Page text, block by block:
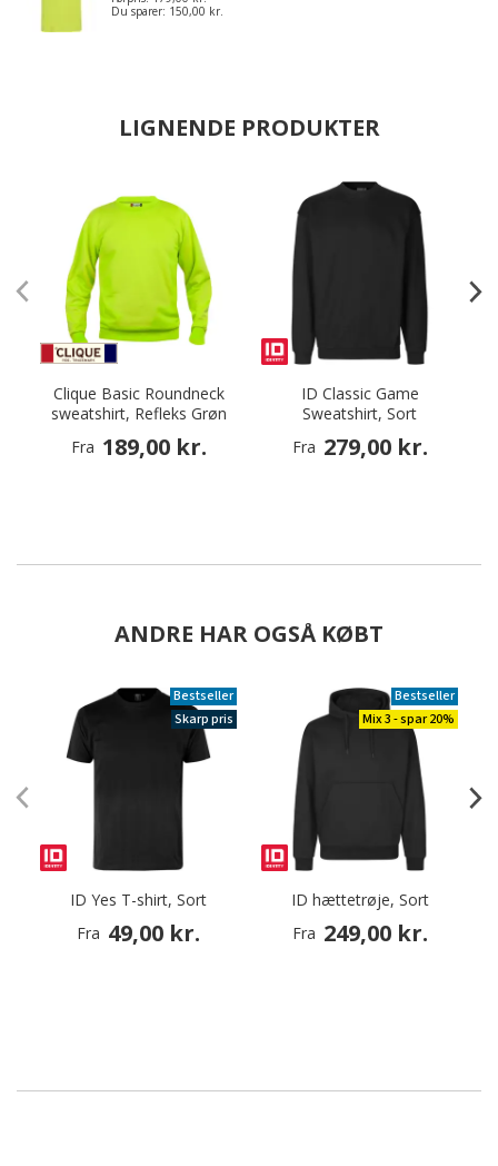
Du sparer: 150,00 kr.
LIGNENDE PRODUKTER
Clique Basic Roundneck
sweatshirt, Refleks Grøn
Fra 189,00 kr.
ID Classic Game
Sweatshirt, Sort
Fra 279,00 kr.
ANDRE HAR OGSÅ KØBT
Bestseller
Skarp pris
ID Yes T-shirt, Sort
Fra 49,00 kr.
Bestseller
Mix 3 - spar 20%
ID hættetrøje, Sort
Fra 249,00 kr.